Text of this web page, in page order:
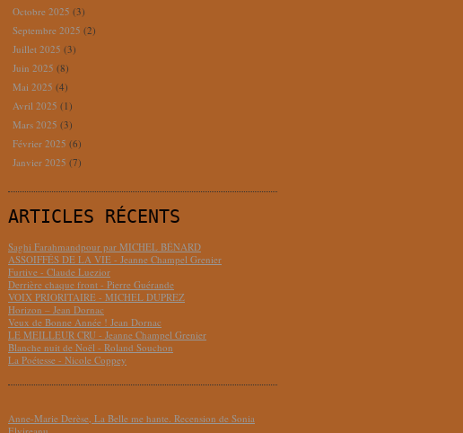
Octobre 2025 (3)
Septembre 2025 (2)
Juillet 2025 (3)
Juin 2025 (8)
Mai 2025 (4)
Avril 2025 (1)
Mars 2025 (3)
Février 2025 (6)
Janvier 2025 (7)
ARTICLES RÉCENTS
Saghi Farahmandpour par MICHEL BÉNARD
ASSOIFFÉS DE LA VIE - Jeanne Champel Grenier
Furtive - Claude Luezior
Derrière chaque front - Pierre Guérande
VOIX PRIORITAIRE - MICHEL DUPREZ
Horizon – Jean Dornac
Veux de Bonne Année ! Jean Dornac
LE MEILLEUR CRU - Jeanne Champel Grenier
Blanche nuit de Noël - Roland Souchon
La Poétesse - Nicole Coppey
Anne-Marie Derèse, La Belle me hante. Recension de Sonia